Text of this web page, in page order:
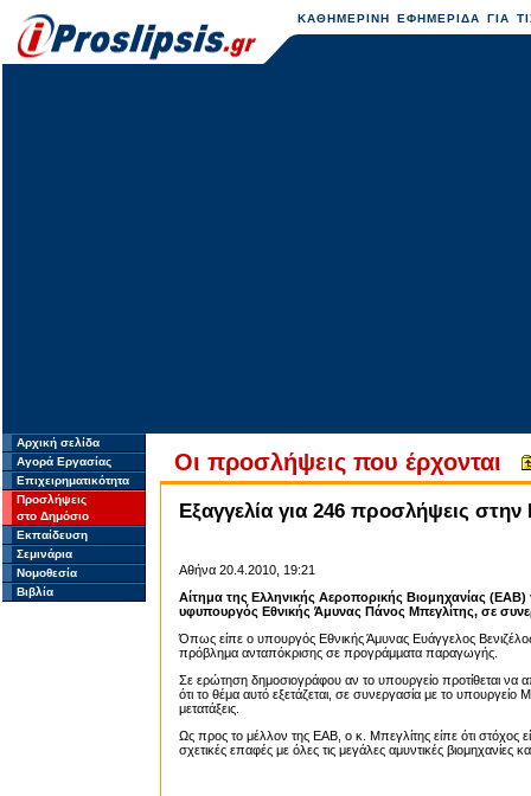
ΚΑΘΗΜΕΡΙΝΗ ΕΦΗΜΕΡΙΔΑ ΓΙΑ
Αρχική σελίδα
Αγορά Εργασίας
Επιχειρηματικότητα
Προσλήψεις
στο Δημόσιο
Εκπαίδευση
Σεμινάρια
Νομοθεσία
Βιβλία
Οι προσλήψεις που έρχονται
Εξαγγελία για 246 προσλήψεις
Αθήνα 20.4.2010, 19:21
Αίτημα της Ελληνικής Αεροπορικής Βιομηχανίας (ΕΑΒ)
υφυπουργός Εθνικής Άμυνας Πάνος Μπεγλίτης, σε
Όπως είπε ο υπουργός Εθνικής Άμυνας Ευάγγελος
πρόβλημα ανταπόκρισης σε προγράμματα παραγωγής.
Σε ερώτηση δημοσιογράφου αν το υπουργείο προτίθεται να
ότι το θέμα αυτό εξετάζεται, σε συνεργασία με το υπουργείο
μετατάξεις.
Ως προς το μέλλον της ΕΑΒ, ο κ. Μπεγλίτης είπε ότι στόχος
σχετικές επαφές με όλες τις μεγάλες αμυντικές